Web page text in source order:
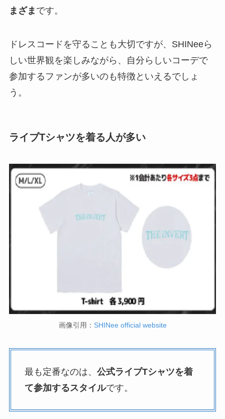
まざま です。
ドレスコードを守ることも大切ですが、SHINeeら
しい世界観を楽しみながら、自分らしいコーデで
参加するファンが多いのも特徴といえるでしょ
う。
ライブTシャツを着る人が多い
画像引用： SHINee official website
最も定番なのは、 公式ライブTシャツを着
て参加するスタイルです。